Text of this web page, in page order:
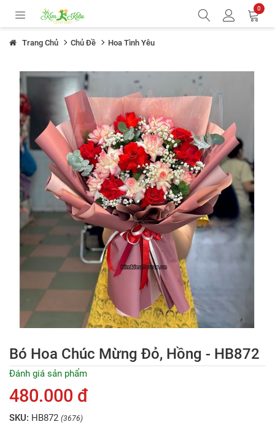
0
Trang Chủ Chủ Đề Hoa Tình Yêu
Bó Hoa Chúc Mừng Đỏ, Hồng - HB872
Đánh giá sản phẩm
480.000 đ
SKU: HB872 (3676)